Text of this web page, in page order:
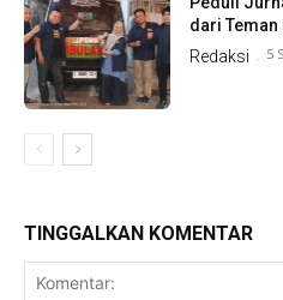
dari Teman
Redaksi - 5
TINGGALKAN KOMENTAR